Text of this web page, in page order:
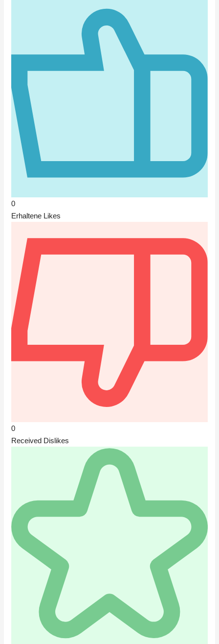
0
Erhaltene Likes
0
Received Dislikes